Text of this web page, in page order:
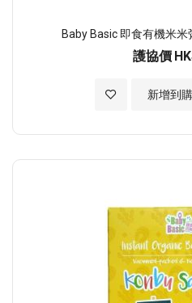
Baby Basic 即食有機米
護協價
新增到
加入至願望清單